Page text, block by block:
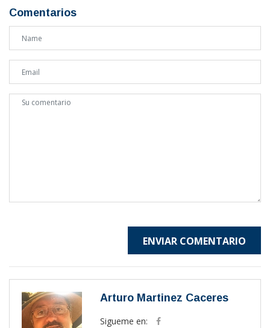
Comentarios
ENVIAR COMENTARIO
Arturo Martinez Caceres
Sigueme en: